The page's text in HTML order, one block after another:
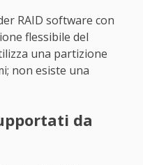
RAID software con
flessibile del
una partizione
non esiste una
da